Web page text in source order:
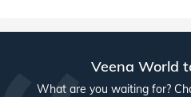
Veena World
What are you waiting for?